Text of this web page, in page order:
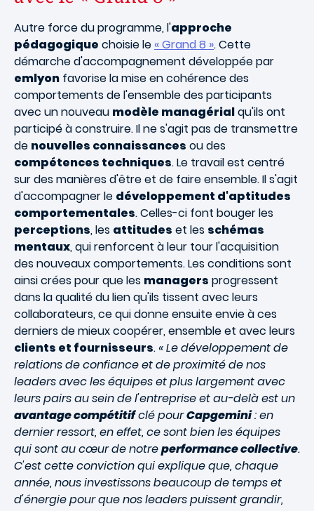
Autre force du programme, l'approche
pédagogique choisie le « Grand 8 ». Cette
démarche d'accompagnement développée par
emlyon favorise la mise en cohérence des
comportements de l'ensemble des participants
avec un nouveau modèle managérialqu'ils ont
participé à construire. Il ne s'agit pas de transmettre
de nouvelles connaissances ou des
compétences techniques. Le travail est centré
sur des manières d'être et de faire ensemble. Il s'agit
d'accompagner le développement d'aptitudes
comportementales. Celles-ci font bouger les
perceptions, les attitudes et les schémas
mentaux, qui renforcent à leur tour l'acquisition
des nouveaux comportements. Les conditions sont
ainsi crées pour que les managers progressent
dans la qualité du lien qu'ils tissent avec leurs
collaborateurs, ce qui donne ensuite envie à ces
derniers de mieux coopérer, ensemble et avec leurs
clients et fournisseurs.« Le développement de
relations de confiance et de proximité de nos
leaders avec les équipes et plus largement avec
leurs pairs au sein de l'entreprise et au-delà est un
avantage compétitifclé pourCapgemini: en
dernier ressort, en effet, ce sont bien les équipes
qui sont au cœur de notreperformance collective.
C'est cette conviction qui explique que, chaque
année, nous investissons beaucoup de temps et
d'énergie pour que nos leaders puissent grandir,